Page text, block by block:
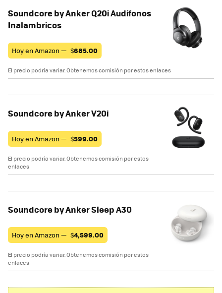
Soundcore by Anker Q20i Audifonos
Inalambricos
Hoy en Amazon — $685.00
El precio podría variar. Obtenemos comisión por estos enlaces
Soundcore by Anker V20i
Hoy en Amazon — $599.00
El precio podría variar. Obtenemos comisión por estos
enlaces
Soundcore by Anker Sleep A30
Hoy en Amazon — $4,599.00
El precio podría variar. Obtenemos comisión por estos
enlaces